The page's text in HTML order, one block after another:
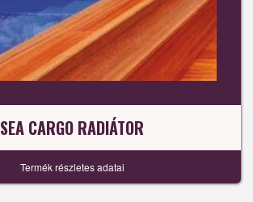
SEA CARGO RADIÁTOR
Termék részletes adatai